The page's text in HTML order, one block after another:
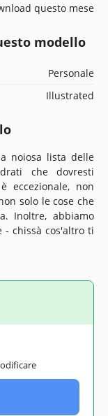
questo mese
modello
Personale
Illustrated
noiosa lista delle
che dovresti
eccezionale, non
solo le cose che
Inoltre, abbiamo
- chissà cos'altro ti